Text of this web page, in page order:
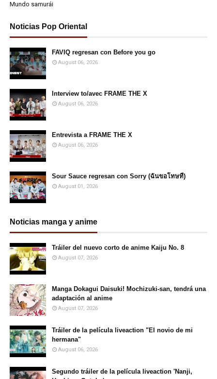
Mundo samurái
Noticias Pop Oriental
FAVIQ regresan con Before you go
August 06, 2026
Interview to/avec FRAME THE X
August 06, 2026
Entrevista a FRAME THE X
August 06, 2026
Sour Sauce regresan con Sorry (ฉันขอโทษที)
August 01, 2026
Noticias manga y anime
Tráiler del nuevo corto de anime Kaiju No. 8
August 07, 2026
Manga Dokagui Daisuki! Mochizuki-san, tendrá una
adaptación al anime
August 07, 2026
Tráiler de la película liveaction "El novio de mi
hermana"
August 06, 2026
Segundo tráiler de la película liveaction 'Nanji,